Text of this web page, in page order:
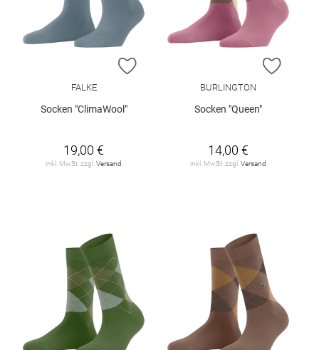
ZUR WUNSCHLISTE HINZUFÜGEN
FALKE
Socken "ClimaWool"
19,00 €
inkl. MwSt. zzgl.Versand
ZUR
BURLINGTON
Socken "Queen"
14,00 €
inkl. MwSt. zzgl.Versand